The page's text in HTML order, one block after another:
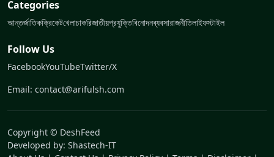
Categories
আন্তর্জাতিকক্রিকেটখেলাচাকরিজাতীয়প্রযুক্তিবিনোদনব্যবসারাজনীতিলাইফস্টাইল
Follow Us
FacebookYouTubeTwitter/X
Email: contact@arifulsh.com
Copyright © DeshFeed
Developed by: Shastech-IT